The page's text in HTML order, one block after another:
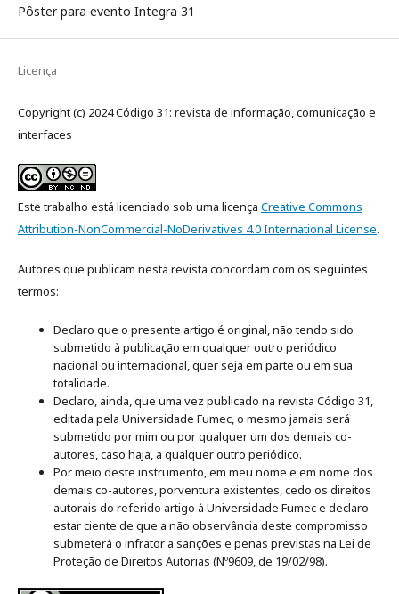
Pôster para evento Integra 31
Licença
Copyright (c) 2024 Código 31: revista de informação, comunicação e
interfaces
Este trabalho está licenciado sob uma licença Creative Commons
Attribution-NonCommercial-NoDerivatives 4.0 International License.
Autores que publicam nesta revista concordam com os seguintes
termos:
Declaro que o presente artigo é original, não tendo sido
submetido à publicação em qualquer outro periódico
nacional ou internacional, quer seja em parte ou em sua
totalidade.
Declaro, ainda, que uma vez publicado na revista Código 31,
editada pela Universidade Fumec, o mesmo jamais será
submetido por mim ou por qualquer um dos demais co-
autores, caso haja, a qualquer outro periódico.
Por meio deste instrumento, em meu nome e em nome dos
demais co-autores, porventura existentes, cedo os direitos
autorais do referido artigo à Universidade Fumec e declaro
estar ciente de que a não observância deste compromisso
submeterá o infrator a sanções e penas previstas na Lei de
Proteção de Direitos Autorias (Nº9609, de 19/02/98).